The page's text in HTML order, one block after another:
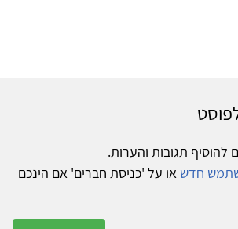
להוסיף תגובות והערות.
חדש או על 'כניסת חברים' אם הינכם